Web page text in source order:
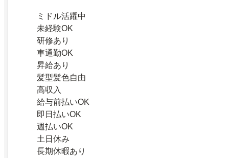
ミドル活躍中
未経験OK
研修あり
車通勤OK
昇給あり
髪型髪色自由
高収入
給与前払いOK
即日払いOK
週払いOK
土日休み
長期休暇あり